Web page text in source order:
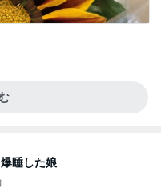
睡した娘